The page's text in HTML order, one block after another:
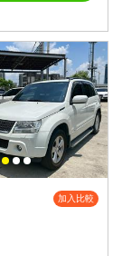
加入比較